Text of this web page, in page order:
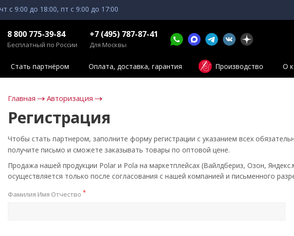
с 9:00 до 18:00, пт с 9:00 до 17:00
8 800 775-39-84
Бесплатный по России
+7 (495) 787-87-41
Для Москвы
Стать партнёром Оплата, доставка, гарантия Производство О
Главная Авторизация
Регистрация
Чтобы стать партнером, заполните форму регистрации с указанием всех
получите письмо и сможете заказывать товары по оптовой цене.
Продажа нашей продукции Polar и Pola на маркетплейсах (Вайлдбериз, Озон,
осуществляется только после согласования с нашей компанией и письменного
Фамилия Имя Отчество *